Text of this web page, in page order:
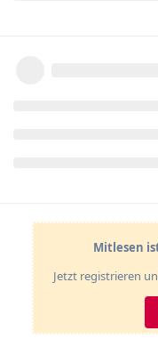
Mitlesen
Jetzt registrieren